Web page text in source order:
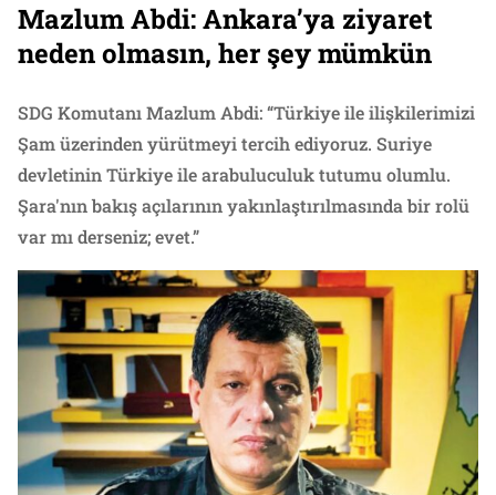
Mazlum Abdi: Ankara’ya ziyaret
neden olmasın, her şey mümkün
SDG Komutanı Mazlum Abdi: “Türkiye ile ilişkilerimizi
Şam üzerinden yürütmeyi tercih ediyoruz. Suriye
devletinin Türkiye ile arabuluculuk tutumu olumlu.
Şara'nın bakış açılarının yakınlaştırılmasında bir rolü
var mı derseniz; evet.”